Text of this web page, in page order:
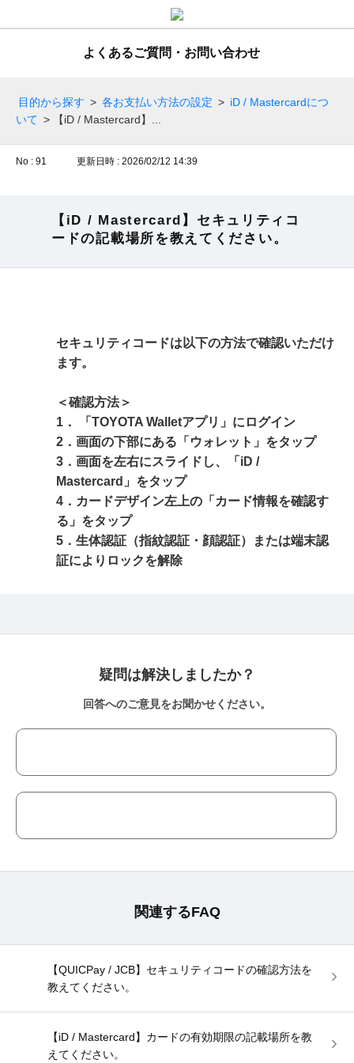
よくあるご質問・お問い合わせ
目的から探す > 各お支払い方法の設定 > iD / Mastercardにつ
いて > 【iD / Mastercard】...
No : 91 更新日時 : 2026/02/12 14:39
【iD / Mastercard】セキュリティコ
ードの記載場所を教えてください。
セキュリティコードは以下の方法で確認いただけ
ます。
＜確認方法＞
1． 「TOYOTA Walletアプリ」にログイン
2．画面の下部にある「ウォレット」をタップ
3．画面を左右にスライドし、「iD /
Mastercard」をタップ
4．カードデザイン左上の「カード情報を確認す
る」をタップ
5．生体認証（指紋認証・顔認証）または端末認
証によりロックを解除
疑問は解決しましたか？
回答へのご意見をお聞かせください。
関連するFAQ
【QUICPay / JCB】セキュリティコードの確認方法を
教えてください。
【iD / Mastercard】カードの有効期限の記載場所を教
えてください。